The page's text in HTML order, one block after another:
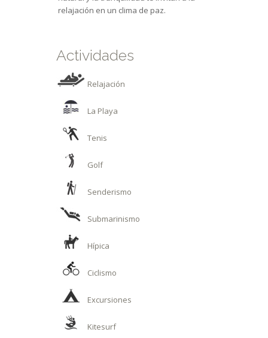
relajación en un clima de paz.
Actividades
Relajación
La Playa
Tenis
Golf
Senderismo
Submarinismo
Hípica
Ciclismo
Excursiones
Kitesurf